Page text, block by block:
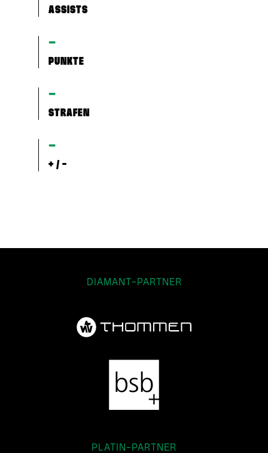
ASSISTS
–
PUNKTE
–
STRAFEN
–
+ / -
DIAMANT-PARTNER
PLATIN-PARTNER